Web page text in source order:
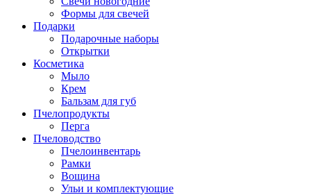
Формы для свечей
Подарки
Подарочные наборы
Открытки
Косметика
Мыло
Крем
Бальзам для губ
Пчелопродукты
Перга
Пчеловодство
Пчелоинвентарь
Рамки
Вощина
Ульи и комплектующие